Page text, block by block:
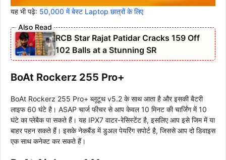
यह भी पढ़े: 50,000 में बेस्ट Laptop छात्रों के लिए
RCB Star Rajat Patidar Cracks 159 Off
102 Balls at a Stunning SR
BoAt Rockerz 255 Pro+
BoAt Rockerz 255 Pro+ ब्लूटूथ v5.2 के साथ आता है और इसकी बैटरी
लाइफ 60 घंटे है। ASAP चार्ज फीचर से आप केवल 10 मिनट की चार्जिंग में 10
घंटे का प्लेबैक पा सकते हैं। यह IPX7 वाटर-रेसिस्टेंट है, इसलिए आप इसे जिम में या
बाहर पहन सकते हैं। इसके नेकबैंड में डुअल पेयरिंग सपोर्ट है, जिससे आप दो डिवाइस
एक साथ कनेक्ट कर सकते हैं।